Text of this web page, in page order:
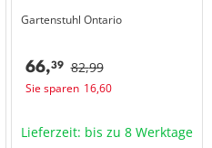
Gartenstuhl Ontario
82,99
66,39
16,60
Sie sparen
Lieferzeit: bis zu 8 Werktage